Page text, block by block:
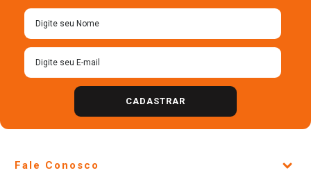
CADASTRAR
Fale Conosco